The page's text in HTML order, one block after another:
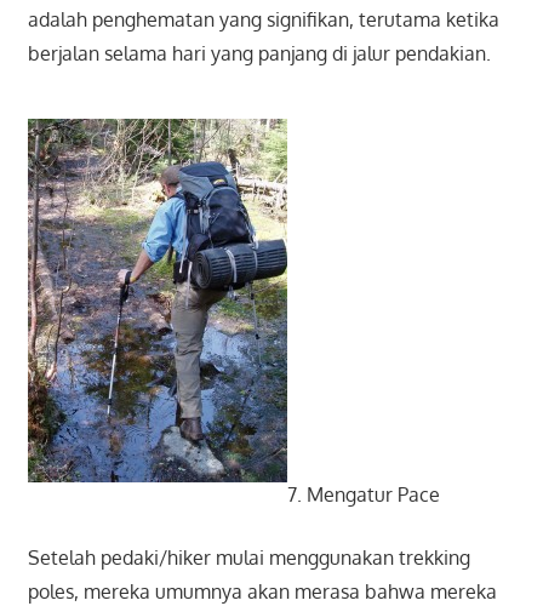
adalah penghematan yang signifikan, terutama ketika
berjalan selama hari yang panjang di jalur pendakian.
7. Mengatur Pace
Setelah pedaki/hiker mulai menggunakan trekking
poles, mereka umumnya akan merasa bahwa mereka